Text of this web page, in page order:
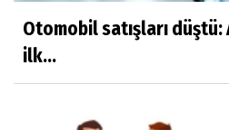
Otomobil satışları düştü:
ilk...